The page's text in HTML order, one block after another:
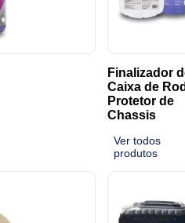
Finalizador
Caixa de
Protetor de
Chassis
Ver todos
produtos